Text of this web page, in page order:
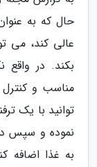
حال که به
عالی کند، می
بکند. در
مناسب و
توانید با یک
نموده و سپس
به غذا اضافه